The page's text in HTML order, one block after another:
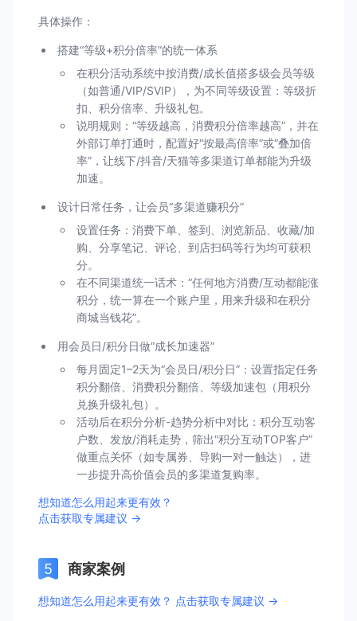
具体操作：
搭建“等级+积分倍率”的统一体系
在积分活动系统中按消费/成长值搭多级会员等级
（如普通/VIP/SVIP），为不同等级设置：等级折
扣、积分倍率、升级礼包。
说明规则：“等级越高，消费积分倍率越高”，并在
外部订单打通时，配置好“按最高倍率”或“叠加倍
率”，让线下/抖音/天猫等多渠道订单都能为升级
加速。
设计日常任务，让会员“多渠道赚积分”
设置任务：消费下单、签到、浏览新品、收藏/加
购、分享笔记、评论、到店扫码等行为均可获积
分。
在不同渠道统一话术：“任何地方消费/互动都能涨
积分，统一算在一个账户里，用来升级和在积分
商城当钱花”。
用会员日/积分日做“成长加速器”
每月固定1–2天为“会员日/积分日”：设置指定任务
积分翻倍、消费积分翻倍、等级加速包（用积分
兑换升级礼包）。
活动后在积分分析-趋势分析中对比：积分互动客
户数、发放/消耗走势，筛出“积分互动TOP客户”
做重点关怀（如专属券、导购一对一触达），进
一步提升高价值会员的多渠道复购率。
想知道怎么用起来更有效？
点击获取专属建议 →
商家案例
想知道怎么用起来更有效？ 点击获取专属建议 →